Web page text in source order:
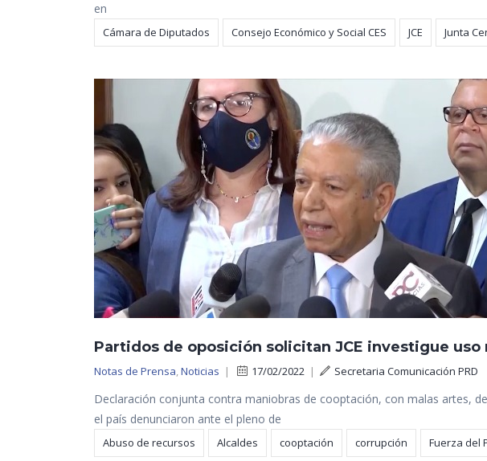
en
Cámara de Diputados Consejo Económico y Social CES JCE Junta
Partidos de oposición solicitan JCE investigue uso
Notas de Prensa,Noticias | 17/02/2022 | Secretaria Comunicación PRD
Declaración conjunta contra maniobras de cooptación, con malas artes,
el país denunciaron ante el pleno de
Abuso de recursos Alcaldes cooptación corrupción Fuerza del